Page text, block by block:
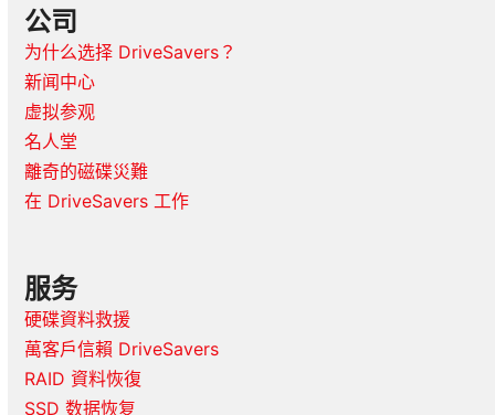
公司
为什么选择 DriveSavers？
新闻中心
虚拟参观
名人堂
離奇的磁碟災難
在 DriveSavers 工作
服务
硬碟資料救援
萬客戶信賴 DriveSavers
RAID 資料恢復
SSD 数据恢复